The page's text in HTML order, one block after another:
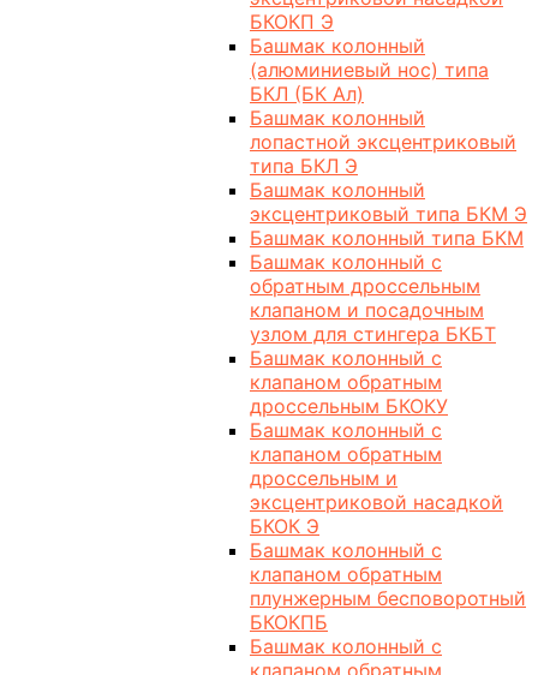
БКОКП Э
Башмак колонный
(алюминиевый нос) типа
БКЛ (БК Ал)
Башмак колонный
лопастной эксцентриковый
типа БКЛ Э
Башмак колонный
эксцентриковый типа БКМ Э
Башмак колонный типа БКМ
Башмак колонный с
обратным дроссельным
клапаном и посадочным
узлом для стингера БКБТ
Башмак колонный с
клапаном обратным
дроссельным БКОКУ
Башмак колонный с
клапаном обратным
дроссельным и
эксцентриковой насадкой
БКОК Э
Башмак колонный с
клапаном обратным
плунжерным бесповоротный
БКОКПБ
Башмак колонный с
клапаном обратным